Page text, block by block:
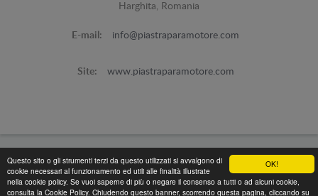
OK!
Questo sito o gli strumenti terzi da questo utilizzati si avvalgono di
cookie necessari al funzionamento ed utili alle finalità illustrate
nella cookie policy. Se vuoi saperne di più o negare il consenso a tutti o ad alcuni cookie,
consulta la Cookie Policy. Chiudendo questo banner, scorrendo questa pagina, cliccando su
Harghita, Romania
E-mail: info@piastraparamotore.com
Site: www.piastraparamotore.com
Piastra Paramotore di acciaio -© 2026
Programed Bylokopi WEB